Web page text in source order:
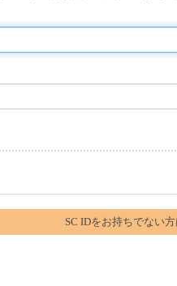
SC IDをお持ちでない